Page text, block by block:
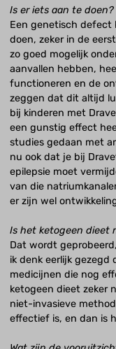
Is er iets aan te doen?
Een genetisch defect
doen, zeker in de
zo goed mogelijk
aanvallen hebben,
functioneren en de
zeggen dat dit altijd
bij kinderen met
een gunstig effect
studies gedaan met
nu ook dat je bij
epilepsie moet
van die
er zijn wel
Is het ketogeen dieet
Dat wordt
ik denk eerlijk
medicijnen die nog
ketogeen dieet zeker
niet-invasieve
effectief is, en dan is